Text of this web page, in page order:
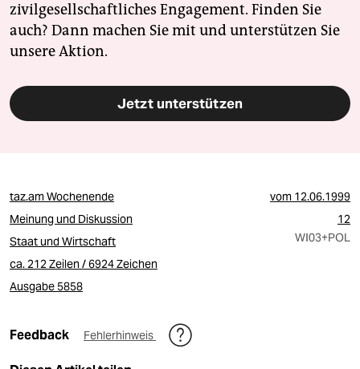
zivilgesellschaftliches Engagement. Finden Sie
auch? Dann machen Sie mit und unterstützen Sie
unsere Aktion.
Jetzt unterstützen
taz.am Wochenende vom 12.06.1999
Meinung und Diskussion
12
Staat und Wirtschaft
WI03+POL
ca. 212 Zeilen / 6924 Zeichen
Ausgabe 5858
Feedback Fehlerhinweis